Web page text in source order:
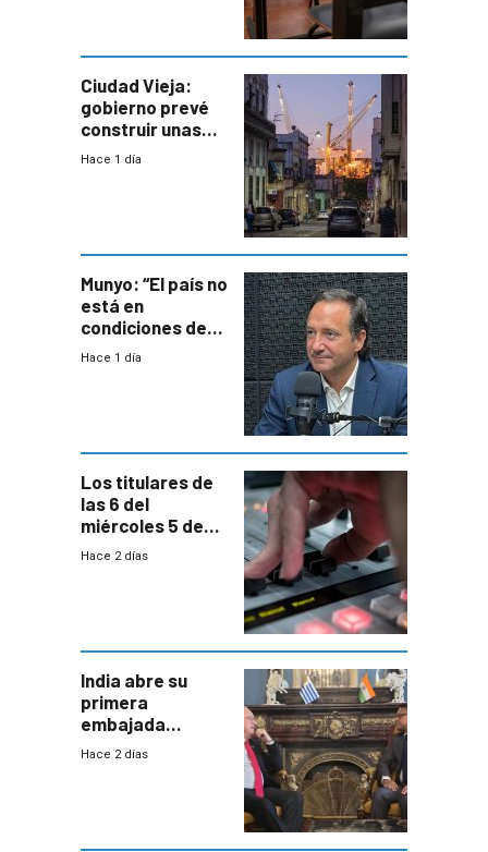
Ciudad Vieja:
gobierno prevé
construir unas
mil viviendas en
Hace 1 día
Munyo: “El país no
está en
condiciones de
enfrentar una
Hace 1 día
Los titulares de
las 6 del
miércoles 5 de
agosto de 2026
Hace 2 días
India abre su
primera
embajada
residente en
Hace 2 días